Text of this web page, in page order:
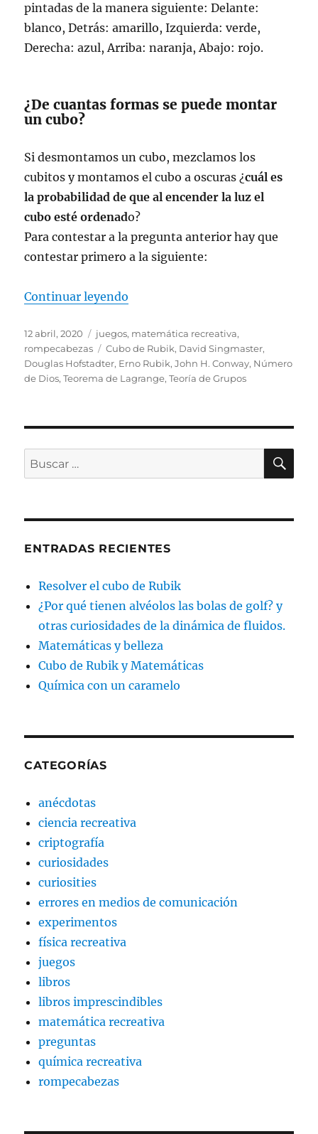
pintadas de la manera siguiente: Delante:
blanco, Detrás: amarillo, Izquierda: verde,
Derecha: azul, Arriba: naranja, Abajo: rojo.
¿De cuantas formas se puede montar
un cubo?
Si desmontamos un cubo, mezclamos los
cubitos y montamos el cubo a oscuras ¿cuál es
la probabilidad de que al encender la luz el
cubo esté ordenado?
Para contestar a la pregunta anterior hay que
contestar primero a la siguiente:
Continuar leyendo
Publicado
el
12 abril, 2020 Categorías
juegos, matemática recreativa,
rompecabezas
Etiquetas
Cubo de Rubik, David Singmaster,
Douglas Hofstadter, Erno Rubik,John H. Conway, Número
de Dios,Teorema de Lagrange,Teoría de Grupos
Buscar
por:
ENTRADAS RECIENTES
Resolver el cubo de Rubik
¿Por qué tienen alvéolos las bolas de golf? y
otras curiosidades de la dinámica de fluidos.
Matemáticas y belleza
Cubo de Rubik y Matemáticas
Química con un caramelo
CATEGORÍAS
anécdotas
ciencia recreativa
criptografía
curiosidades
curiosities
errores en medios de comunicación
experimentos
física recreativa
juegos
libros
libros imprescindibles
matemática recreativa
preguntas
química recreativa
rompecabezas